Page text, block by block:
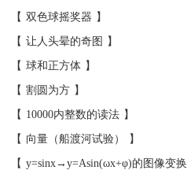
【 双色球摇奖器 】
【 让人头晕的奇图 】
【 球和正方体 】
【 割圆为方 】
【 10000内整数的读法 】
【 向量（船渡河试验） 】
【 y=sinx→y=Asin(ωx+φ)的图像变换